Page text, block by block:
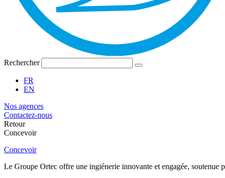
Rechercher
FR
EN
Nos agences
Contactez-nous
Retour
Concevoir
Concevoir
Le Groupe Ortec offre une ingiénerie innovante et engagée, soutenue